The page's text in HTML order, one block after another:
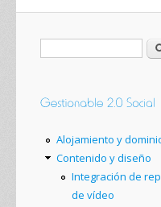
Alojamiento y
Contenido y diseño
Integración de
de vídeo